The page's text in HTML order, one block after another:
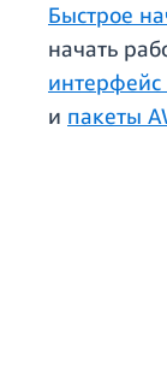
Быстрое
начать
интерфейс
и пакеты